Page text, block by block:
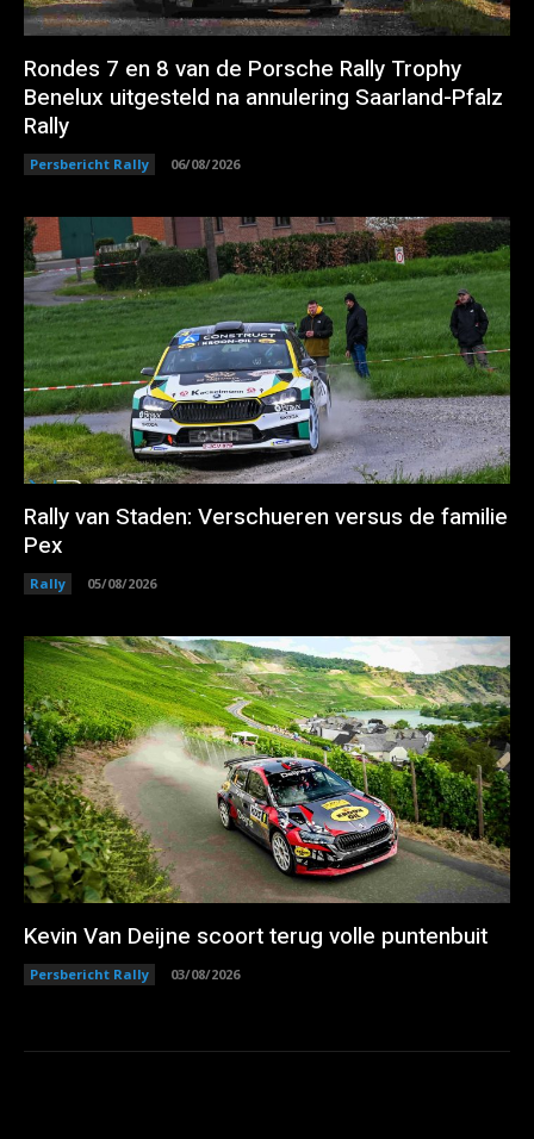
Rondes 7 en 8 van de Porsche Rally Trophy
Benelux uitgesteld na annulering Saarland-Pfalz
Rally
Persbericht Rally 06/08/2026
Rally van Staden: Verschueren versus de familie
Pex
Rally 05/08/2026
Kevin Van Deijne scoort terug volle puntenbuit
Persbericht Rally 03/08/2026